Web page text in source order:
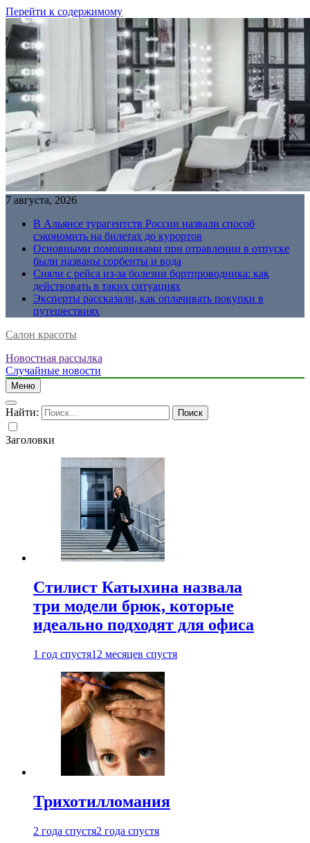
Перейти к содержимому
7 августа, 2026
В Альянсе турагентств России назвали способ
сэкономить на билетах до курортов
Основными помощниками при отравлении в отпуске
были названы сорбенты и вода
Сняли с рейса из-за болезни бортпроводника: как
действовать в таких ситуациях
Эксперты рассказали, как оплачивать покупки в
путешествиях
Салон красоты
Новостная рассылка
Случайные новости
Меню
Найти:
Заголовки
Стилист Катыхина назвала
три модели брюк, которые
идеально подходят для офиса
1 год спустя12 месяцев спустя
Трихотилломания
2 года спустя2 года спустя